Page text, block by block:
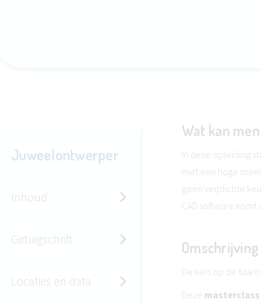
Juweelontwerper
Inhoud
Getuigschrift
Locaties en data
Wat kan
In deze opleiding
met een hoge
geen verplichte
CAD software
Omschrijving
De kers op de
Deze